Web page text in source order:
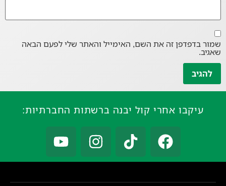
שמור בדפדפן זה את השם, האימייל והאתר שלי לפעם הבאה
שאגיב.
עיקבו אחרי קול יבנה ברשתות החברתיות: